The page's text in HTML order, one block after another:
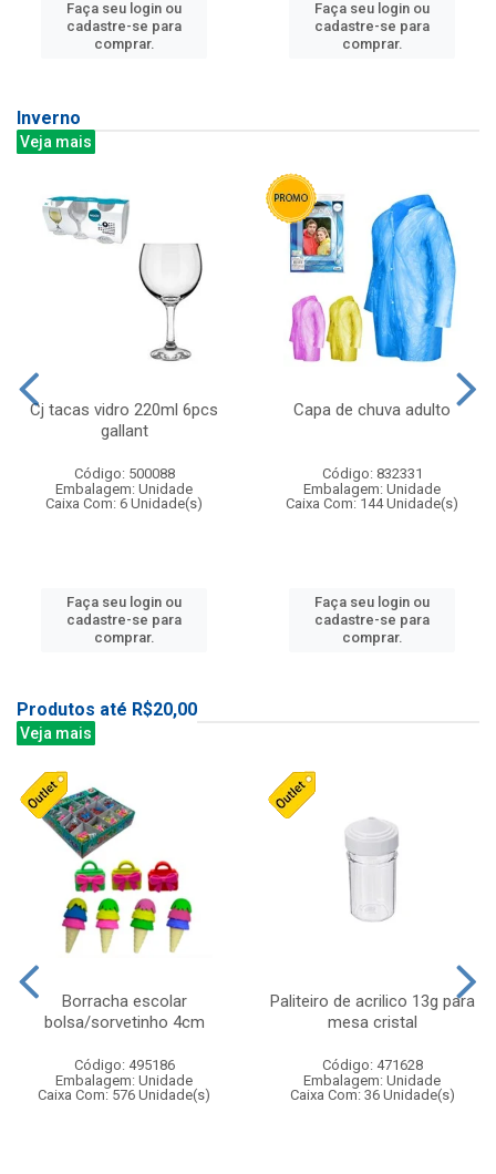
Faça seu login ou
cadastre-se para
comprar.
Faça seu login ou
cadastre-se para
comprar.
Inverno
Veja mais
Cj tacas vidro 220ml 6pcs
gallant
Código: 500088
Embalagem: Unidade
Caixa Com: 6 Unidade(s)
Faça seu login ou
cadastre-se para
comprar.
Capa de chuva adulto
Código: 832331
Embalagem: Unidade
Caixa Com: 144 Unidade(s)
Faça seu login ou
cadastre-se para
comprar.
Produtos até R$20,00
Veja mais
Borracha escolar
bolsa/sorvetinho 4cm
Código: 495186
Embalagem: Unidade
Caixa Com: 576 Unidade(s)
Paliteiro de acrilico 13g para
mesa cristal
Código: 471628
Embalagem: Unidade
Caixa Com: 36 Unidade(s)